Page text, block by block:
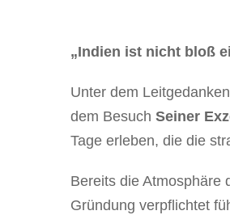
„Indien ist nicht bloß
Unter dem Leitgedanken
dem Besuch Seiner
Tage erleben, die die
Bereits die Atmosphäre
Gründung verpflichtet